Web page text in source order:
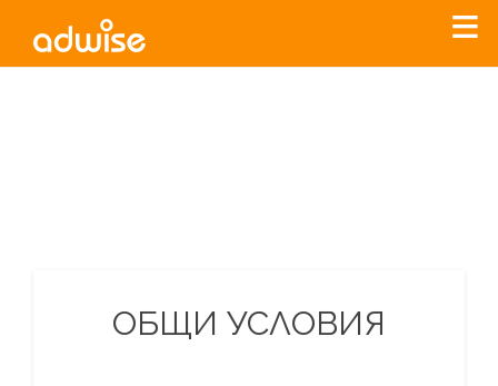
ОБЩИ УСЛОВИЯ